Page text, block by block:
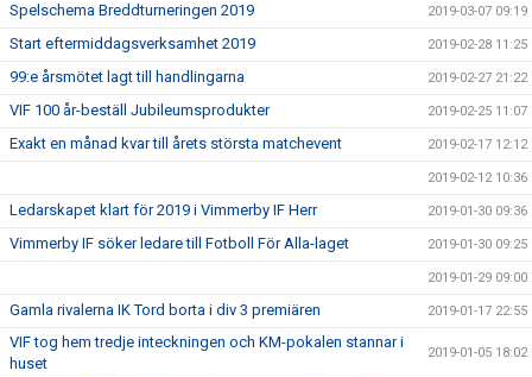
Spelschema Breddturneringen 2019 2019-03-07 09:19
Start eftermiddagsverksamhet 2019 2019-02-28 11:25
99:e årsmötet lagt till handlingarna 2019-02-27 21:22
VIF 100 år-beställ Jubileumsprodukter 2019-02-25 11:07
Exakt en månad kvar till årets största matchevent 2019-02-17 12:12
2019-02-12 10:36
Ledarskapet klart för 2019 i Vimmerby IF Herr 2019-01-30 09:36
Vimmerby IF söker ledare till Fotboll För Alla-laget 2019-01-30 09:25
2019-01-29 09:00
Gamla rivalerna IK Tord borta i div 3 premiären 2019-01-17 22:55
VIF tog hem tredje inteckningen och KM-pokalen stannar i
huset
2019-01-05 18:02